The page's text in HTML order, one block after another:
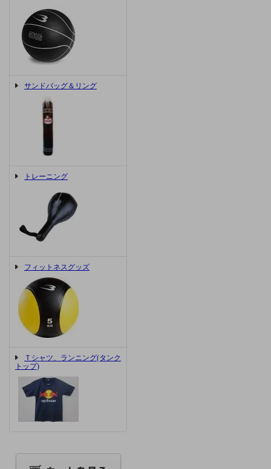
サンドバッグ＆リング
トレーニング
フィットネスグッズ
Ｔシャツ、ランニング(タンク
トップ)